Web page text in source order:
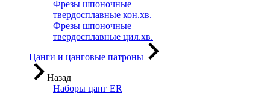
Фрезы шпоночные
твердосплавные кон.хв.
Фрезы шпоночные
твердосплавные цил.хв.
Цанги и цанговые патроны
Назад
Наборы цанг ER